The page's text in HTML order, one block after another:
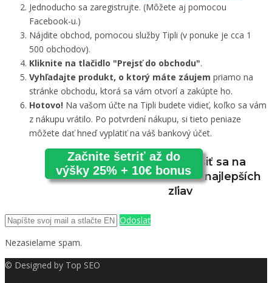
Jednoducho sa zaregistrujte. (Môžete aj pomocou
Facebook-u.)
Nájdite obchod, pomocou služby Tipli (v ponuke je cca 1
500 obchodov).
Kliknite na tlačidlo "Prejsť do obchodu".
Vyhľadajte produkt, o ktorý máte záujem priamo na
stránke obchodu, ktorá sa vám otvorí a zakúpte ho.
Hotovo! Na vašom účte na Tipli budete vidieť, koľko sa vám
z nákupu vrátilo. Po potvrdení nákupu, si tieto peniaze
môžete dať hneď vyplatiť na váš bankový účet.
Začnite šetriť až do
výšky 25% + 10€ bonus
Prihlásiť sa na
odber najlepších
zľiav
Odoslať
Nezasielame spam.
© Designed by Top SEO